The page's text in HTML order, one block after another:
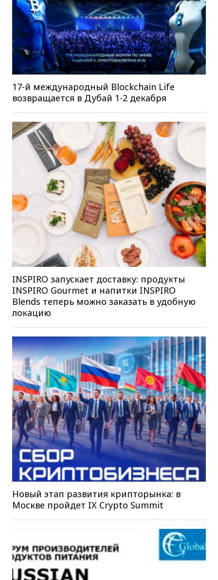
17-й международный Blockchain Life
возвращается в Дубай 1-2 декабря
INSPIRO запускает доставку: продукты
INSPIRO Gourmet и напитки INSPIRO
Blends теперь можно заказать в удобную
локацию
Новый этап развития крипторынка: в
Москве пройдет IX Crypto Summit